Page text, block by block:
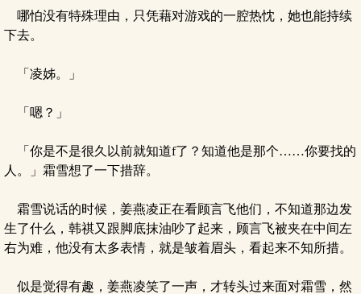
哪怕没有特殊理由，只凭藉对游戏的一腔热忱，她也能持续
下去。
「凌姊。」
「嗯？」
「你是不是很久以前就知道f了？知道他是那个……你要找的
人。」霜雪想了一下措辞。
霜雪说话的时候，姜燕凌正在看顾言飞他们，不知道那边发
生了什么，韩祺又跟脚底抹油吵了起来，顾言飞被夹在中间左
右为难，他没有太多表情，就是皱着眉头，看起来不知所措。
似是觉得有趣，姜燕凌笑了一声，才转头过来面对霜雪，然